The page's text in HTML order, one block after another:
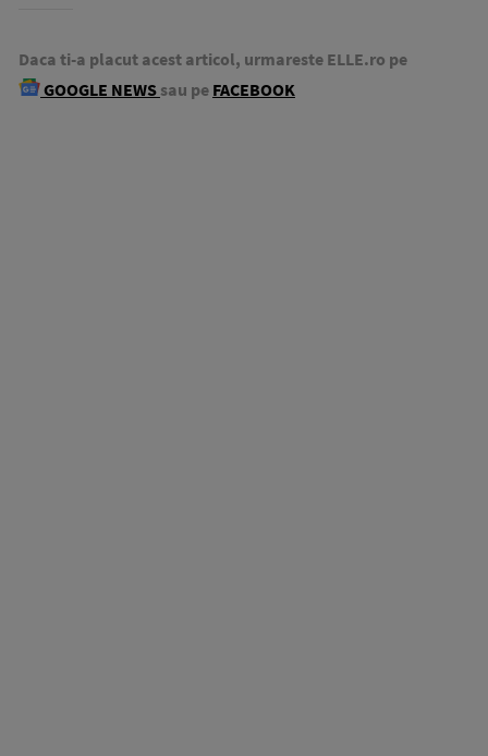
Daca ti-a placut acest articol, urmareste ELLE.ro pe
GOOGLE NEWS sau pe FACEBOOK